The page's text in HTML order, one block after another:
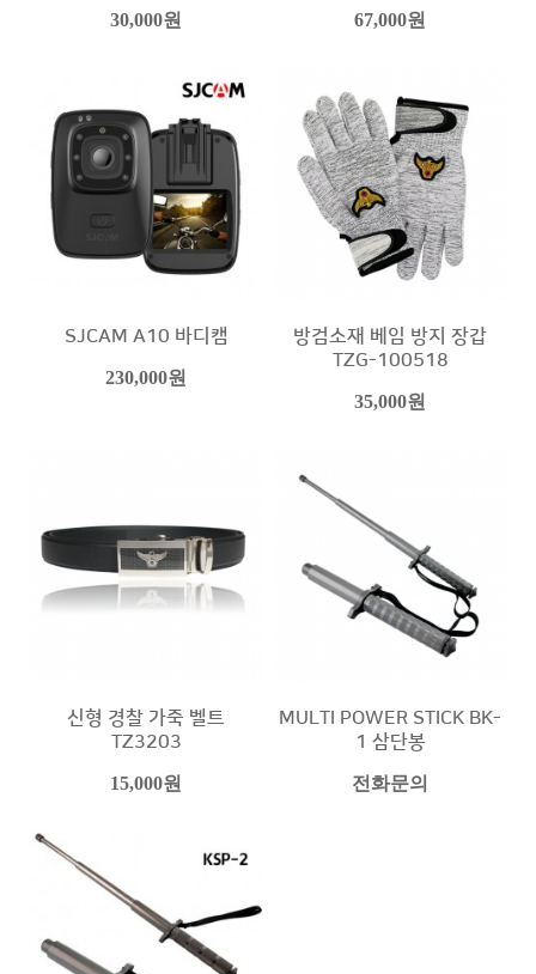
30,000원 67,000원
SJCAM A10 바디캠
230,000원
방검소재 베임 방지 장갑
TZG-100518
35,000원
신형 경찰 가죽 벨트
TZ3203
15,000원
MULTI POWER STICK BK-
1 삼단봉
전화문의